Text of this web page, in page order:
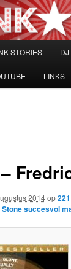
STORIES DJ
LINKS
2014op
succesvol